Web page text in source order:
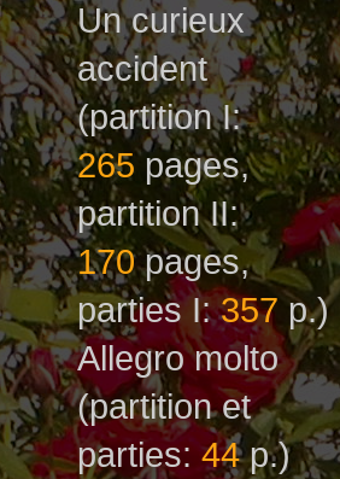
Un curieux
accident
(partition I:
265рages,
partition II:
170рages,
parties I:357 р.)
Allegro molto
(partition et
parties: 44р.)